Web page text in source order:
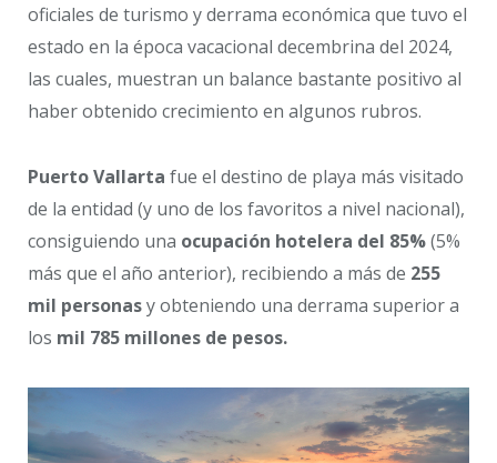
oficiales de turismo y derrama económica que tuvo el
estado en la época vacacional decembrina del 2024,
las cuales, muestran un balance bastante positivo al
haber obtenido crecimiento en algunos rubros.
Puerto Vallarta fue el destino de playa más visitado
de la entidad (y uno de los favoritos a nivel nacional),
consiguiendo una ocupación hotelera del 85%(5%
más que el año anterior), recibiendo a más de 255
mil personasy obteniendo una derrama superior a
los mil 785 millones de pesos.